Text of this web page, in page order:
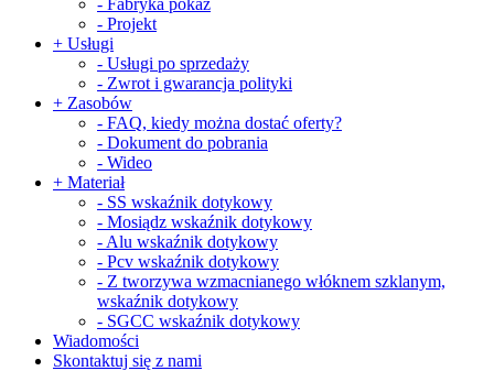
- Fabryka pokaż
- Projekt
+ Usługi
- Usługi po sprzedaży
- Zwrot i gwarancja polityki
+ Zasobów
- FAQ, kiedy można dostać oferty?
- Dokument do pobrania
- Wideo
+ Materiał
- SS wskaźnik dotykowy
- Mosiądz wskaźnik dotykowy
- Alu wskaźnik dotykowy
- Pcv wskaźnik dotykowy
- Z tworzywa wzmacnianego włóknem szklanym,
wskaźnik dotykowy
- SGCC wskaźnik dotykowy
Wiadomości
Skontaktuj się z nami